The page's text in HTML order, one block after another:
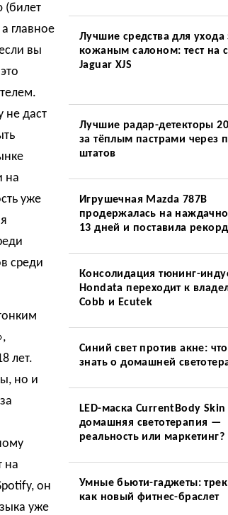
(билет
главное
вы
не даст
на
уже
среди
лет.
но и
на
он
уже
Лучшие средства для ухода
кожаным салоном: тест на
Jaguar XJS
Лучшие радар-детекторы
за тёплым пастрами через
штатов
Игрушечная Mazda 787B
продержалась на
13 дней и поставила рекорд
Консолидация тюнинг-
Hondata переходит к
Cobb и Ecutek
Синий свет против акне:
знать о домашней
LED-маска CurrentBody Skin
домашняя светотерапия —
реальность или маркетинг?
Умные бьюти-гаджеты:
как новый фитнес-браслет